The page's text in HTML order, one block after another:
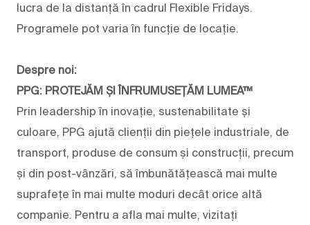
lucra de la distanță în cadrul Flexible Fridays.
Programele pot varia în funcție de locație.
Despre noi:
PPG: PROTEJĂM ȘI ÎNFRUMUSEȚĂM LUMEA™
Prin leadership în inovație, sustenabilitate și
culoare, PPG ajută clienții din piețele industriale, de
transport, produse de consum și construcții, precum
și din post-vânzări, să îmbunătățească mai multe
suprafețe în mai multe moduri decât orice altă
companie. Pentru a afla mai multe, vizitați